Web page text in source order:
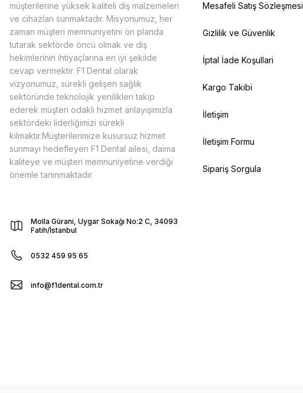
müşterilerine yüksek kaliteli diş malzemeleri
ve cihazları sunmaktadır. Misyonumuz, her
zaman müşteri memnuniyetini ön planda
tutarak sektörde öncü olmak ve diş
hekimlerinin ihtiyaçlarına en iyi şekilde
cevap vermektir. F1 Dental olarak
vizyonumuz, sürekli gelişen sağlık
sektöründe teknolojik yenilikleri takip
ederek müşteri odaklı hizmet anlayışımızla
sektördeki liderliğimizi sürekli
kılmaktır.Müşterilerimize kusursuz hizmet
sunmayı hedefleyen F1 Dental ailesi, daima
kaliteye ve müşteri memnuniyetine verdiği
önemle tanınmaktadır.
Molla Gürani, Uygar Sokağı No:2 C, 34093
Fatih/İstanbul
0532 459 95 65
info@f1dental.com.tr
Mesafeli Satış Sözleşmesi
Gizlilik ve Güvenlik
İptal İade Koşullari
Kargo Takibi
İletişim
İletişim Formu
Sipariş Sorgula